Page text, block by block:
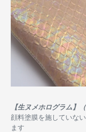
【生ヌメホログラム】
顔料塗膜を施していな
ます